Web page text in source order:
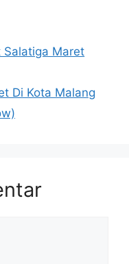
Maret
Di Kota Malang